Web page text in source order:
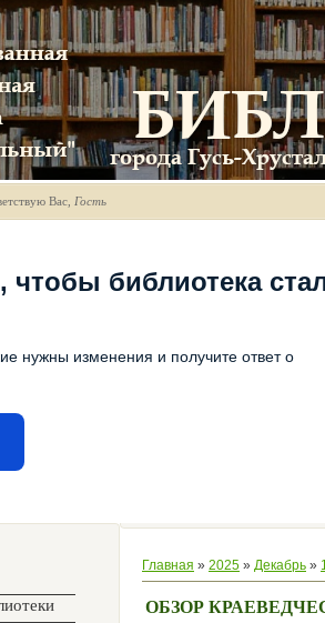
Вас Гость
чтобы библиотека
нужны изменения и получите ответ о
Главная » 2025 » Декабрь »
ОБЗОР